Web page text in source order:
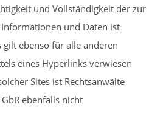
und Vollständigkeit der zur
und Daten ist
gilt ebenso für alle anderen
eines Hyperlinks verwiesen
Sites ist Rechtsanwälte
ebenfalls nicht